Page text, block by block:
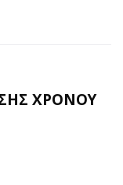
ΧΡΟΝΟΥ